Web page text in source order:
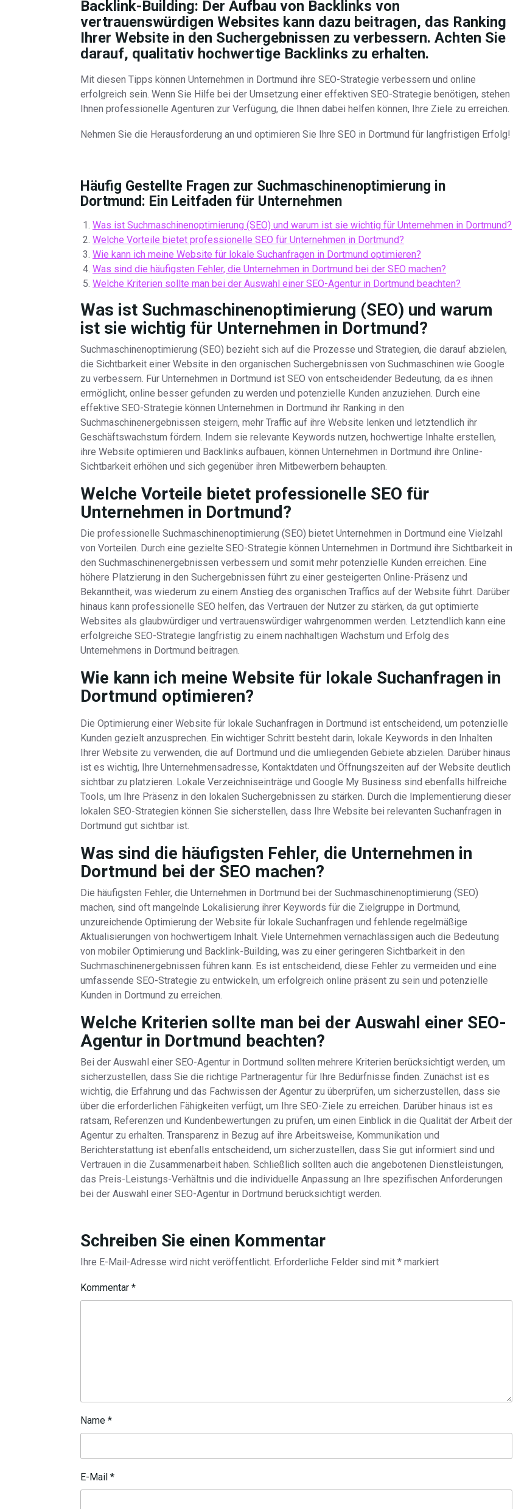
Backlink-Building: Der Aufbau von Backlinks von
vertrauenswürdigen Websites kann dazu beitragen, das Ranking
Ihrer Website in den Suchergebnissen zu verbessern. Achten Sie
darauf, qualitativ hochwertige Backlinks zu erhalten.
Mit diesen Tipps können Unternehmen in Dortmund ihre SEO-Strategie verbessern und online
erfolgreich sein. Wenn Sie Hilfe bei der Umsetzung einer effektiven SEO-Strategie benötigen, stehen
Ihnen professionelle Agenturen zur Verfügung, die Ihnen dabei helfen können, Ihre Ziele zu erreichen.
Nehmen Sie die Herausforderung an und optimieren Sie Ihre SEO in Dortmund für langfristigen Erfolg!
Häufig Gestellte Fragen zur Suchmaschinenoptimierung in
Dortmund: Ein Leitfaden für Unternehmen
Was ist Suchmaschinenoptimierung (SEO) und warum ist sie wichtig für Unternehmen in Dortmund?
Welche Vorteile bietet professionelle SEO für Unternehmen in Dortmund?
Wie kann ich meine Website für lokale Suchanfragen in Dortmund optimieren?
Was sind die häufigsten Fehler, die Unternehmen in Dortmund bei der SEO machen?
Welche Kriterien sollte man bei der Auswahl einer SEO-Agentur in Dortmund beachten?
Was ist Suchmaschinenoptimierung (SEO) und warum
ist sie wichtig für Unternehmen in Dortmund?
Suchmaschinenoptimierung (SEO) bezieht sich auf die Prozesse und Strategien, die darauf abzielen,
die Sichtbarkeit einer Website in den organischen Suchergebnissen von Suchmaschinen wie Google
zu verbessern. Für Unternehmen in Dortmund ist SEO von entscheidender Bedeutung, da es ihnen
ermöglicht, online besser gefunden zu werden und potenzielle Kunden anzuziehen. Durch eine
effektive SEO-Strategie können Unternehmen in Dortmund ihr Ranking in den
Suchmaschinenergebnissen steigern, mehr Traffic auf ihre Website lenken und letztendlich ihr
Geschäftswachstum fördern. Indem sie relevante Keywords nutzen, hochwertige Inhalte erstellen,
ihre Website optimieren und Backlinks aufbauen, können Unternehmen in Dortmund ihre Online-
Sichtbarkeit erhöhen und sich gegenüber ihren Mitbewerbern behaupten.
Welche Vorteile bietet professionelle SEO für
Unternehmen in Dortmund?
Die professionelle Suchmaschinenoptimierung (SEO) bietet Unternehmen in Dortmund eine Vielzahl
von Vorteilen. Durch eine gezielte SEO-Strategie können Unternehmen in Dortmund ihre Sichtbarkeit in
den Suchmaschinenergebnissen verbessern und somit mehr potenzielle Kunden erreichen. Eine
höhere Platzierung in den Suchergebnissen führt zu einer gesteigerten Online-Präsenz und
Bekanntheit, was wiederum zu einem Anstieg des organischen Traffics auf der Website führt. Darüber
hinaus kann professionelle SEO helfen, das Vertrauen der Nutzer zu stärken, da gut optimierte
Websites als glaubwürdiger und vertrauenswürdiger wahrgenommen werden. Letztendlich kann eine
erfolgreiche SEO-Strategie langfristig zu einem nachhaltigen Wachstum und Erfolg des
Unternehmens in Dortmund beitragen.
Wie kann ich meine Website für lokale Suchanfragen in
Dortmund optimieren?
Die Optimierung einer Website für lokale Suchanfragen in Dortmund ist entscheidend, um potenzielle
Kunden gezielt anzusprechen. Ein wichtiger Schritt besteht darin, lokale Keywords in den Inhalten
Ihrer Website zu verwenden, die auf Dortmund und die umliegenden Gebiete abzielen. Darüber hinaus
ist es wichtig, Ihre Unternehmensadresse, Kontaktdaten und Öffnungszeiten auf der Website deutlich
sichtbar zu platzieren. Lokale Verzeichniseinträge und Google My Business sind ebenfalls hilfreiche
Tools, um Ihre Präsenz in den lokalen Suchergebnissen zu stärken. Durch die Implementierung dieser
lokalen SEO-Strategien können Sie sicherstellen, dass Ihre Website bei relevanten Suchanfragen in
Dortmund gut sichtbar ist.
Was sind die häufigsten Fehler, die Unternehmen in
Dortmund bei der SEO machen?
Die häufigsten Fehler, die Unternehmen in Dortmund bei der Suchmaschinenoptimierung (SEO)
machen, sind oft mangelnde Lokalisierung ihrer Keywords für die Zielgruppe in Dortmund,
unzureichende Optimierung der Website für lokale Suchanfragen und fehlende regelmäßige
Aktualisierungen von hochwertigem Inhalt. Viele Unternehmen vernachlässigen auch die Bedeutung
von mobiler Optimierung und Backlink-Building, was zu einer geringeren Sichtbarkeit in den
Suchmaschinenergebnissen führen kann. Es ist entscheidend, diese Fehler zu vermeiden und eine
umfassende SEO-Strategie zu entwickeln, um erfolgreich online präsent zu sein und potenzielle
Kunden in Dortmund zu erreichen.
Welche Kriterien sollte man bei der Auswahl einer SEO-
Agentur in Dortmund beachten?
Bei der Auswahl einer SEO-Agentur in Dortmund sollten mehrere Kriterien berücksichtigt werden, um
sicherzustellen, dass Sie die richtige Partneragentur für Ihre Bedürfnisse finden. Zunächst ist es
wichtig, die Erfahrung und das Fachwissen der Agentur zu überprüfen, um sicherzustellen, dass sie
über die erforderlichen Fähigkeiten verfügt, um Ihre SEO-Ziele zu erreichen. Darüber hinaus ist es
ratsam, Referenzen und Kundenbewertungen zu prüfen, um einen Einblick in die Qualität der Arbeit der
Agentur zu erhalten. Transparenz in Bezug auf ihre Arbeitsweise, Kommunikation und
Berichterstattung ist ebenfalls entscheidend, um sicherzustellen, dass Sie gut informiert sind und
Vertrauen in die Zusammenarbeit haben. Schließlich sollten auch die angebotenen Dienstleistungen,
das Preis-Leistungs-Verhältnis und die individuelle Anpassung an Ihre spezifischen Anforderungen
bei der Auswahl einer SEO-Agentur in Dortmund berücksichtigt werden.
Schreiben Sie einen Kommentar
Ihre E-Mail-Adresse wird nicht veröffentlicht. Erforderliche Felder sind mit * markiert
Kommentar *
Name *
E-Mail *